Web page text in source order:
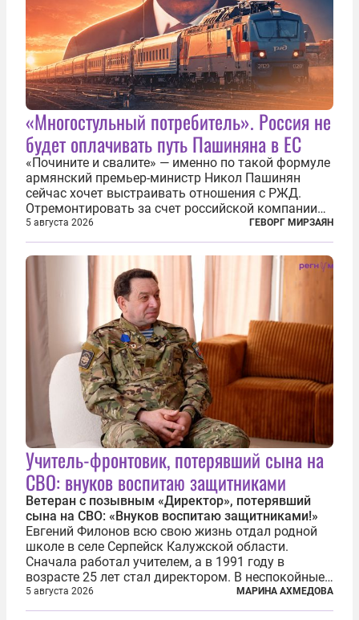
«Многостульный потребитель». Россия не
будет оплачивать путь Пашиняна в ЕС
«Почините и свалите» — именно по такой формуле
армянский премьер-министр Никол Пашинян
сейчас хочет выстраивать отношения с РЖД.
Отремонтировать за счет российской компании
железнодорожную инфраструктуру в районе
прохождения TRIPP (коридора, который должен
связать Азербайджан и Турцию через...
5 августа 2026 ГЕВОРГ МИРЗАЯН
Учитель-фронтовик, потерявший сына на
СВО: внуков воспитаю защитниками
Ветеран с позывным «Директор», потерявший
сына на СВО: «Внуков воспитаю защитниками!»
Евгений Филонов всю свою жизнь отдал родной
школе в селе Серпейск Калужской области.
Сначала работал учителем, а в 1991 году в
возрасте 25 лет стал директором. В неспокойные
90-е он сумел спасти школу от закрытия и со
временем сделал ее лучшей в районе. В 2023 году
5 августа 2026 МАРИНА АХМЕДОВА